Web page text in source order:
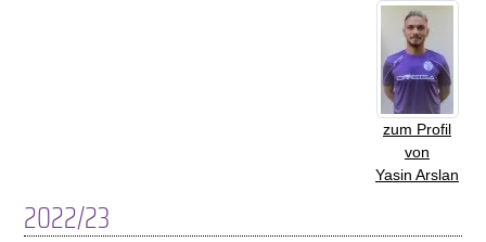
zum Profil
von
Yasin Arslan
2022/23